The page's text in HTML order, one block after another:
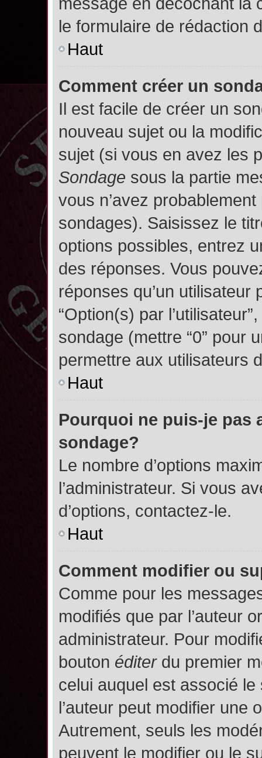
le formulaire de rédaction
Haut
Comment créer un
Il est facile de créer un
nouveau sujet ou la
sujet (si vous en avez les
Sondage sous la partie
vous n’avez
sondages). Saisissez le
options possibles, entrez
des réponses. Vous
réponses qu’un
“Option(s) par
sondage (mettre “0” pour
permettre aux utilisateurs
Haut
Pourquoi ne puis-je pas
sondage?
Le nombre d’options
l’administrateur. Si vous
d’options, contactez-le.
Haut
Comment modifier ou
Comme pour les
modifiés que par l’auteur
administrateur. Pour
bouton éditerdu premier
celui auquel est associé le
l’auteur peut modifier une
Autrement, seuls les
peuvent le modifier ou le